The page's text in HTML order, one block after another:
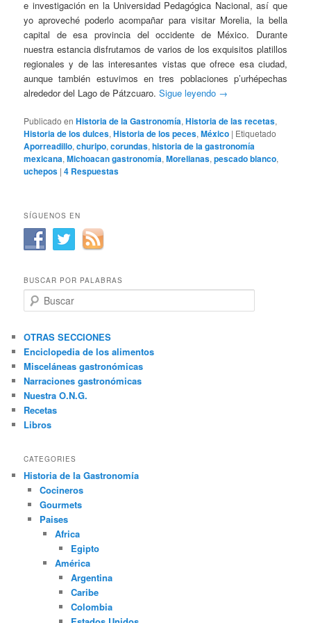
e investigación en la Universidad Pedagógica Nacional, así que
yo aproveché poderlo acompañar para visitar Morelia, la bella
capital de esa provincia del occidente de México. Durante
nuestra estancia disfrutamos de varios de los exquisitos platillos
regionales y de las interesantes vistas que ofrece esa ciudad,
aunque también estuvimos en tres poblaciones p’urhépechas
alrededor del Lago de Pátzcuaro.Sigue leyendo →
Publicado en Historia de la Gastronomía,Historia de las recetas,
Historia de los dulces,Historia de los peces,México | Etiquetado
Aporreadillo,churipo,corundas,historia de la gastronomía
mexicana,Michoacan gastronomía,Morelianas,pescado blanco,
uchepos |4 Respuestas
SÍGUENOS EN
BUSCAR POR PALABRAS
u
c
a
r
OTRAS SECCIONES
Enciclopedia de los alimentos
Misceláneas gastronómicas
Narraciones gastronómicas
Nuestra O.N.G.
Recetas
Libros
CATEGORIES
Historia de la Gastronomía
Cocineros
Gourmets
Paises
Africa
Egipto
América
Argentina
Caribe
Colombia